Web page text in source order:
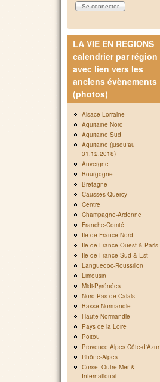
LA VIE EN REGIONS
calendrier par région
avec lien vers les
anciens évènements
(photos)
Alsace-Lorraine
Aquitaine Nord
Aquitaine Sud
Aquitaine (jusqu'au
31.12.2018)
Auvergne
Bourgogne
Bretagne
Causses-Quercy
Centre
Champagne-Ardenne
Franche-Comté
Ile-de-France Nord
Ile-de-France Ouest & Paris
Ile-de-France Sud & Est
Languedoc-Roussillon
Limousin
Midi-Pyrénées
Nord-Pas-de-Calais
Basse-Normandie
Haute-Normandie
Pays de la Loire
Poitou
Provence Alpes Côte-d'Azur
Rhône-Alpes
Corse, Outre-Mer &
International